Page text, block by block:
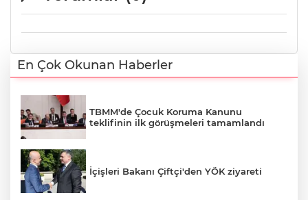
En Çok Okunan Haberler
TBMM'de Çocuk Koruma Kanunu
teklifinin ilk görüşmeleri tamamlandı
İçişleri Bakanı Çiftçi'den YÖK ziyareti